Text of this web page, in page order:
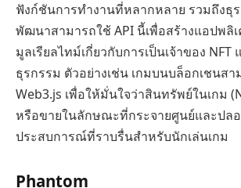
ฟังก์ชันการทำงานที่หลากหลาย รวมถึงธุ
พัฒนาสามารถใช้ API นี้เพื่อสร้างแอปพลิ
มูลเรียลไทม์เกี่ยวกับการเป็นเจ้าของ NFT
ธุรกรรม ตัวอย่างเช่น เกมบนบล็อกเชนสา
Web3.js เพื่อให้มั่นใจว่าสินทรัพย์ในเกม
หรือขายในลักษณะที่กระจายศูนย์และปล
ประสบการณ์ที่ราบรื่นสำหรับนักเล่นเกม
Phantom